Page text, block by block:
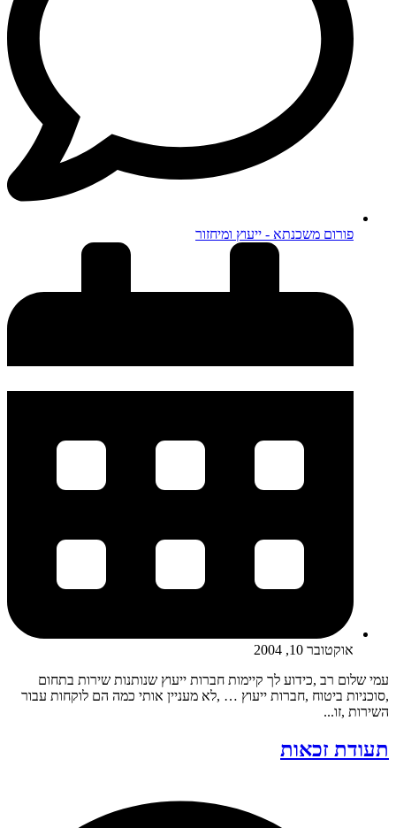
פורום משכנתא - ייעוץ ומיחזור
אוקטובר 10, 2004
עמי שלום רב ,כידוע לך קיימות חברות ייעוץ שנותנות שירות בתחום
,סוכניות ביטוח ,חברות ייעוץ … ,לא מעניין אותי כמה הם לוקחות עבור
השירות ,זו...
תעודת זכאות